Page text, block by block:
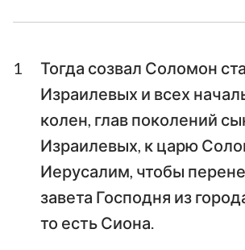
Есфирь Иов
Псалтирь Притчи
Екклесиаст Песни
Исаия Иеремия
1
Тогда созвал Соломон
Израилевых и всех
колен, глав поколений
Израилевых, к царю
Иерусалим, чтобы
завета Господня из
то есть Сиона.